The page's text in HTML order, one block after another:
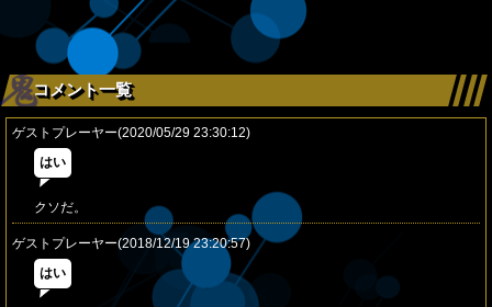
コメント一覧
ゲストプレーヤー(2020/05/29 23:30:12)
はい
クソだ。
ゲストプレーヤー(2018/12/19 23:20:57)
はい